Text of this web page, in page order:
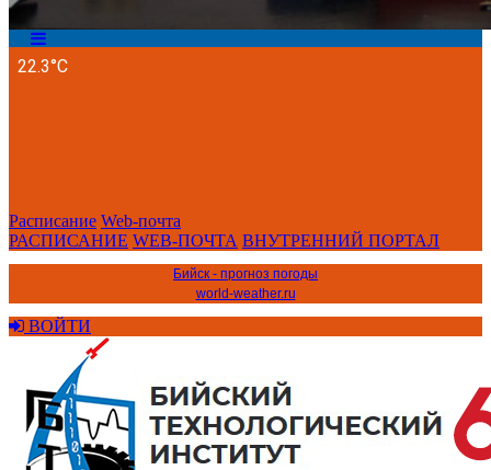
Расписание Web-почта
РАСПИСАНИЕ WEB-ПОЧТА ВНУТРЕННИЙ ПОРТАЛ
Бийск - прогноз погоды
world-weather.ru
ВОЙТИ